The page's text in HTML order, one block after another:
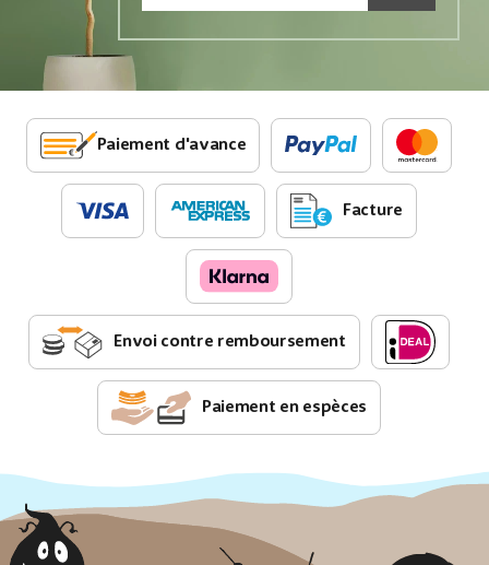
Paiement d'avance
Facture
Envoi contre remboursement
Paiement en espèces